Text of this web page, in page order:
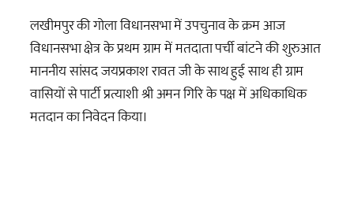
लखीमपुर की गोला विधानसभा में उपचुनाव के क्रम आज
विधानसभा क्षेत्र के प्रथम ग्राम में मतदाता पर्ची बांटने की शुरुआत
माननीय सांसद जयप्रकाश रावत जी के साथ हुई साथ ही ग्राम
वासियों से पार्टी प्रत्याशी श्री अमन गिरि के पक्ष में अधिकाधिक
मतदान का निवेदन किया।